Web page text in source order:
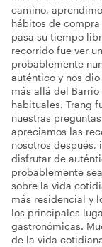
camino,
hábitos de
pasa su tiempo
recorrido fue ver
probablemente
auténtico y nos
más allá del
habituales. Trang
nuestras
apreciamos las
nosotros después,
disfrutar de
probablemente
sobre la vida
más residencial y
los principales
gastronómicas.
de la vida